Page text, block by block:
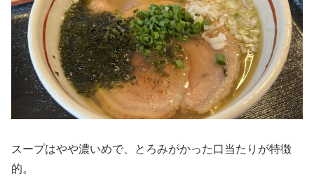
スープはやや濃いめで、とろみがかった口当たりが特徴
的。